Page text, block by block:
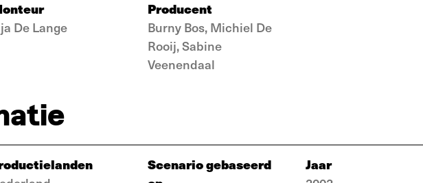
De Lange
Producent
Burny Bos, Michiel De
Rooij, Sabine
Veenendaal
Scenario gebaseerd
Jaar